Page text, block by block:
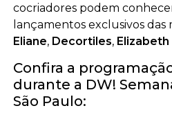
cocriadores podem
lançamentos exclusivos das
Eliane, Decortiles, Elizabeth
Confira a
durante a DW!
São Paulo: